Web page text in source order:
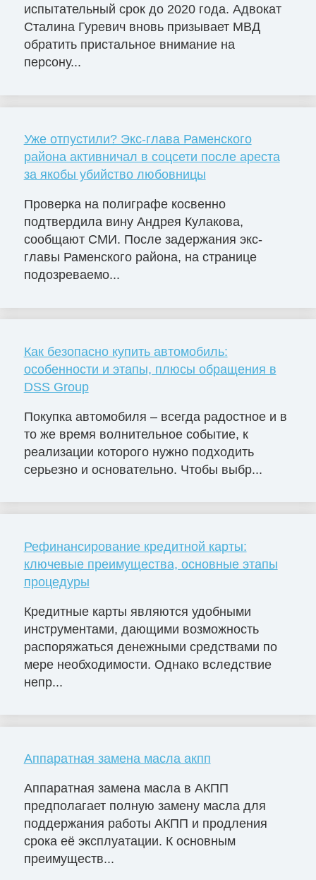
испытательный срок до 2020 года. Адвокат
Сталина Гуревич вновь призывает МВД
обратить пристальное внимание на
персону...
Уже отпустили? Экс-глава Раменского
района активничал в соцсети после ареста
за якобы убийство любовницы
Проверка на полиграфе косвенно
подтвердила вину Андрея Кулакова,
сообщают СМИ. После задержания экс-
главы Раменского района, на странице
подозреваемо...
Как безопасно купить автомобиль:
особенности и этапы, плюсы обращения в
DSS Group
Покупка автомобиля – всегда радостное и в
то же время волнительное событие, к
реализации которого нужно подходить
серьезно и основательно. Чтобы выбр...
Рефинансирование кредитной карты:
ключевые преимущества, основные этапы
процедуры
Кредитные карты являются удобными
инструментами, дающими возможность
распоряжаться денежными средствами по
мере необходимости. Однако вследствие
непр...
Аппаратная замена масла акпп
Аппаратная замена масла в АКПП
предполагает полную замену масла для
поддержания работы АКПП и продления
срока её эксплуатации. К основным
преимуществ...